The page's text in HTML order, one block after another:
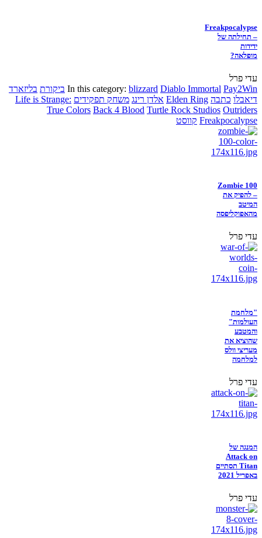
Freakpocalypse
– תחילתה של
ידידות
מופלאה?
עדי פרל
In this category: blizzard Diablo Immortal Pay2Win ביקורת בליזארד
דיאבלו כתבה Elden Ring אלדן רינג משחק תפקידים Life is Strange:
True Colors Back 4 Blood Turtle Rock Studios Outriders
Freakpocalypse קווסט
Zombie 100
– להפיק את
המיטב
מהאפוקליפסה
עדי פרל
"מלחמת
העולמות"
והמטבע
שהוציא את
מעריצי וולס
למלחמה
עדי פרל
המנגה של
Attack on
Titan תסתיים
באפריל 2021
עדי פרל